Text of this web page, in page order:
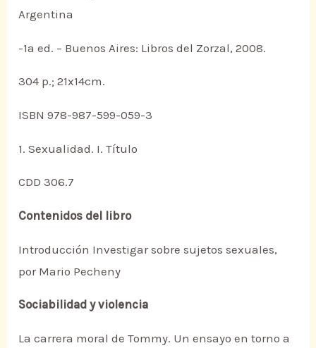
Argentina
-1a ed. – Buenos Aires: Libros del Zorzal, 2008.
304 p.; 21x14cm.
ISBN 978-987-599-059-3
1. Sexualidad. I. Título
CDD 306.7
Contenidos del libro
Introducción Investigar sobre sujetos sexuales,
por Mario Pecheny
Sociabilidad y violencia
La carrera moral de Tommy. Un ensayo en torno a